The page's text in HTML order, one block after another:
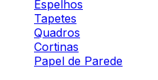
Espelhos
Tapetes
Quadros
Cortinas
Papel de Parede